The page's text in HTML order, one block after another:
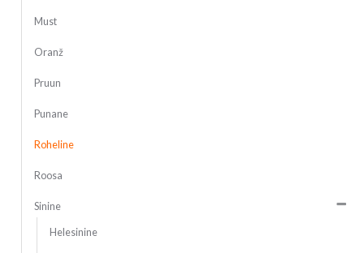
Must
Oranž
Pruun
Punane
Roheline
Roosa
Sinine
Helesinine